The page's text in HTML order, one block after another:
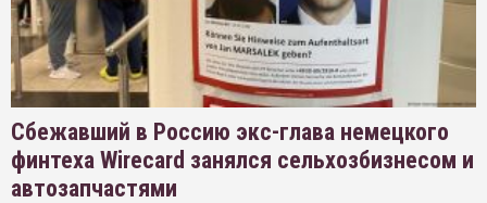
Сбежавший в Россию экс-глава немецкого
финтеха Wirecard занялся сельхозбизнесом и
автозапчастями